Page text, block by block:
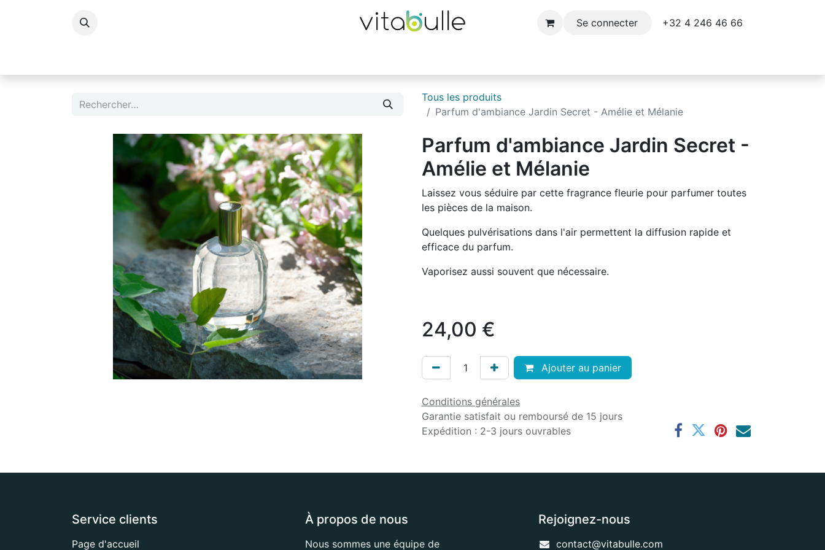
Se connecter +32 4 246 46 66​
Tous les produits
Parfum d'ambiance Jardin Secret - Amélie et Mélanie
Parfum d'ambiance Jardin Secret -
Amélie et Mélanie
Laissez vous séduire par cette fragrance fleurie pour parfumer toutes
les pièces de la maison.
Quelques pulvérisations dans l'air permettent la diffusion rapide et
efficace du parfum.
Vaporisez aussi souvent que nécessaire.
24,00 €
Ajouter au panier
Conditions générales
Garantie satisfait ou remboursé de 15 jours
Expédition : 2-3 jours ouvrables
Service clients
Page d'accueil
À propos de nous
Nous sommes une équipe de
Rejoignez-nous
contact@vitabulle.com